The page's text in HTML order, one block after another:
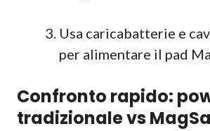
Usa caricabatterie e
per alimentare il pad
Confronto rapido:
tradizionale vs